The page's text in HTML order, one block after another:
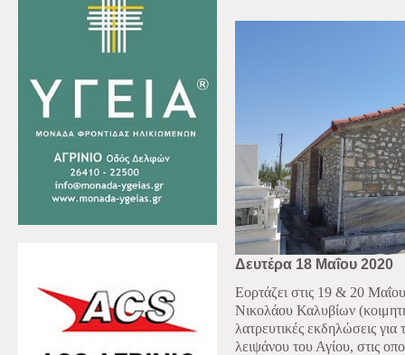
Δευτέρα 18 Μαΐου 2020
Εορτάζει στις 19 & 20
Νικολάου Καλυβίων
λατρευτικές εκδηλώσεις
λειψάνου του Αγίου, στις